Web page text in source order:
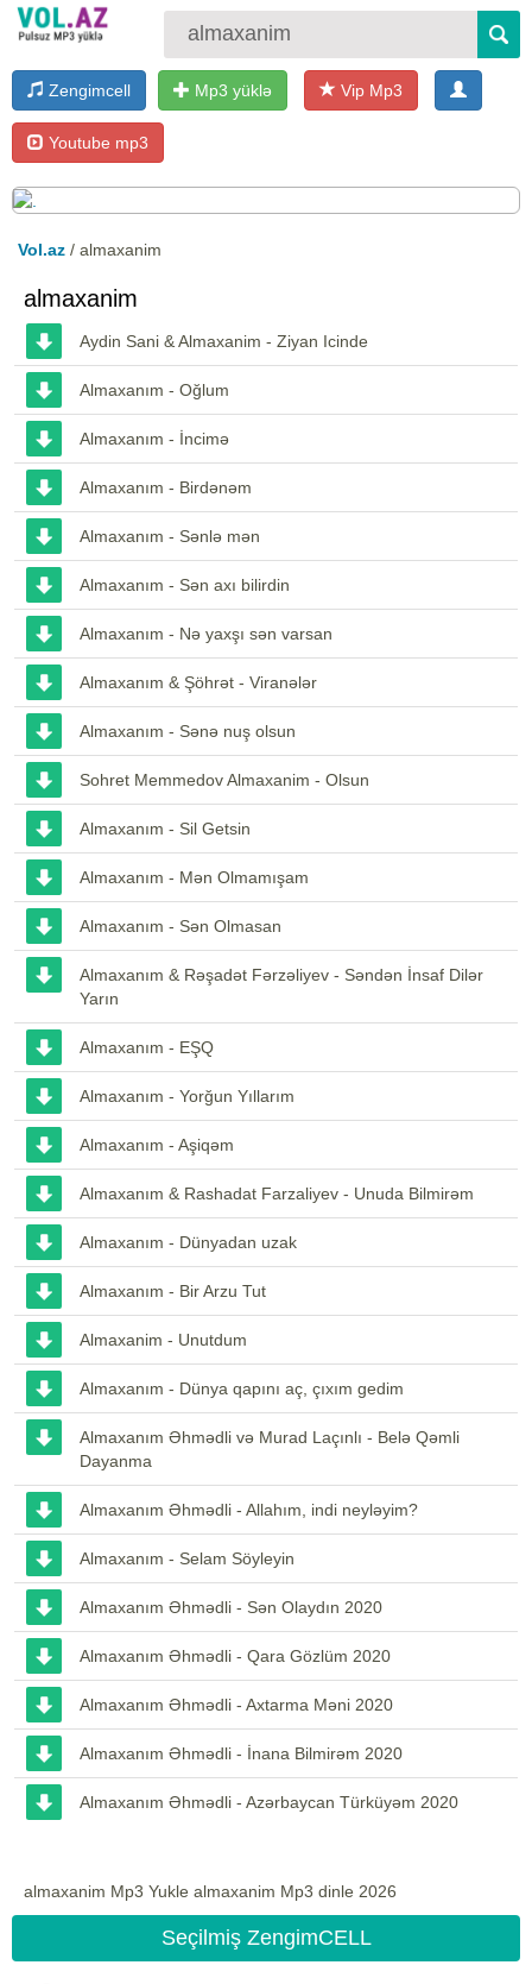
Zengimcell Mp3 yüklə Vip Mp3
Youtube mp3
Vol.az / almaxanim
almaxanim
Aydin Sani & Almaxanim - Ziyan Icinde
Almaxanım - Oğlum
Almaxanım - İncimə
Almaxanım - Birdənəm
Almaxanım - Sənlə mən
Almaxanım - Sən axı bilirdin
Almaxanım - Nə yaxşı sən varsan
Almaxanım & Şöhrət - Viranələr
Almaxanım - Sənə nuş olsun
Sohret Memmedov Almaxanim - Olsun
Almaxanım - Sil Getsin
Almaxanım - Mən Olmamışam
Almaxanım - Sən Olmasan
Almaxanım & Rəşadət Fərzəliyev - Səndən İnsaf Dilər
Yarın
Almaxanım - EŞQ
Almaxanım - Yorğun Yıllarım
Almaxanım - Aşiqəm
Almaxanım & Rashadat Farzaliyev - Unuda Bilmirəm
Almaxanım - Dünyadan uzak
Almaxanım - Bir Arzu Tut
Almaxanim - Unutdum
Almaxanım - Dünya qapını aç, çıxım gedim
Almaxanım Əhmədli və Murad Laçınlı - Belə Qəmli
Dayanma
Almaxanım Əhmədli - Allahım, indi neyləyim?
Almaxanım - Selam Söyleyin
Almaxanım Əhmədli - Sən Olaydın 2020
Almaxanım Əhmədli - Qara Gözlüm 2020
Almaxanım Əhmədli - Axtarma Məni 2020
Almaxanım Əhmədli - İnana Bilmirəm 2020
Almaxanım Əhmədli - Azərbaycan Türküyəm 2020
almaxanim Mp3 Yukle almaxanim Mp3 dinle 2026
Seçilmiş ZengimCELL